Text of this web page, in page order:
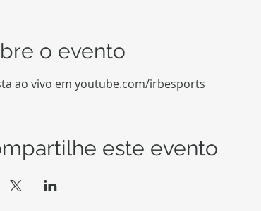
o evento
ao vivo em youtube.com/irbesports
este evento